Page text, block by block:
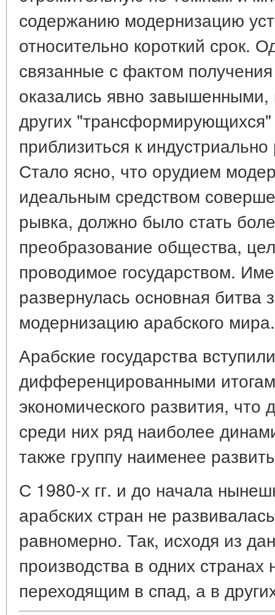
содержанию модернизацию
относительно короткий срок.
связанные с фактом
оказались явно завышенными,
других
приблизиться к
Стало ясно, что орудием
идеальным средством
рывка, должно было стать
преобразование общества,
проводимое государством.
развернулась основная битва
модернизацию арабского мира.
Арабские государства
дифференцированными
экономического развития,
среди них ряд наиболее
также группу наименее
С 1980-х гг. и до начала
арабских стран не
равномерно. Так, исходя из
производства в одних
переходящим в спад, а в